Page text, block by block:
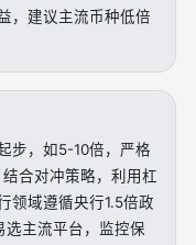
，建议主流币种低倍
步，如5-10倍，严格
合对冲策略，利用杠
领域遵循央行1.5倍政
主流平台，监控保